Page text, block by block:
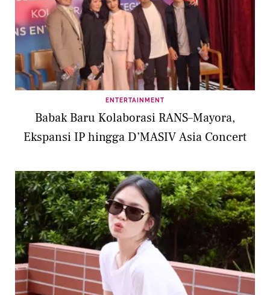
ENTERTAINMENT
Babak Baru Kolaborasi RANS–Mayora,
Ekspansi IP hingga D’MASIV Asia Concert